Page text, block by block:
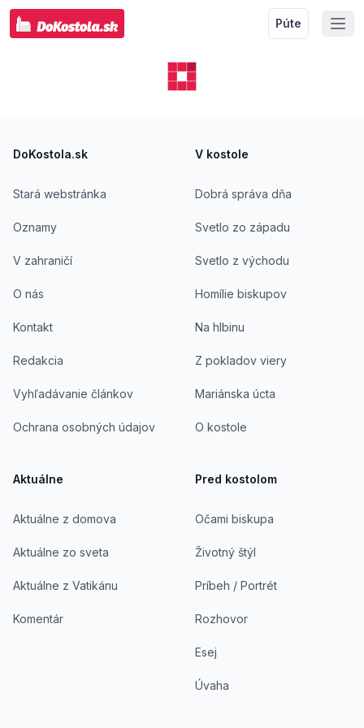
Púte
DoKostola.sk
Stará webstránka
Oznamy
V zahraničí
O nás
Kontakt
Redakcia
Vyhľadávanie článkov
Ochrana osobných údajov
Aktuálne
Aktuálne z domova
Aktuálne zo sveta
Aktuálne z Vatikánu
Komentár
V kostole
Dobrá správa dňa
Svetlo zo západu
Svetlo z východu
Homílie biskupov
Na hlbinu
Z pokladov viery
Mariánska úcta
O kostole
Pred kostolom
Očami biskupa
Životný štýl
Príbeh / Portrét
Rozhovor
Esej
Úvaha